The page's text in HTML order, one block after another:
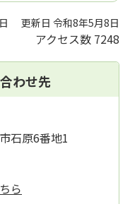
更新日 令和8年5月8日
アクセス数 7248
わせ先
石原6番地1
ら